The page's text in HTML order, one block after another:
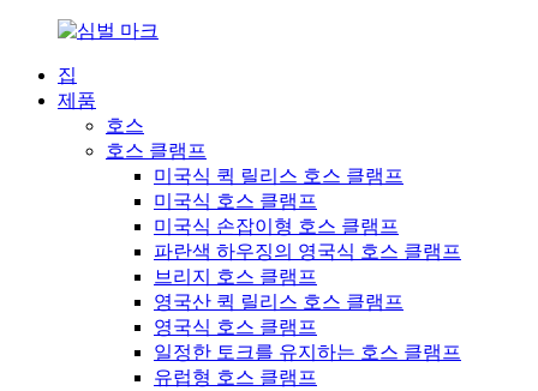
집
제품
호스
호스 클램프
미국식 퀵 릴리스 호스 클램프
미국식 호스 클램프
미국식 손잡이형 호스 클램프
파란색 하우징의 영국식 호스 클램프
브리지 호스 클램프
영국산 퀵 릴리스 호스 클램프
영국식 호스 클램프
일정한 토크를 유지하는 호스 클램프
유럽형 호스 클램프